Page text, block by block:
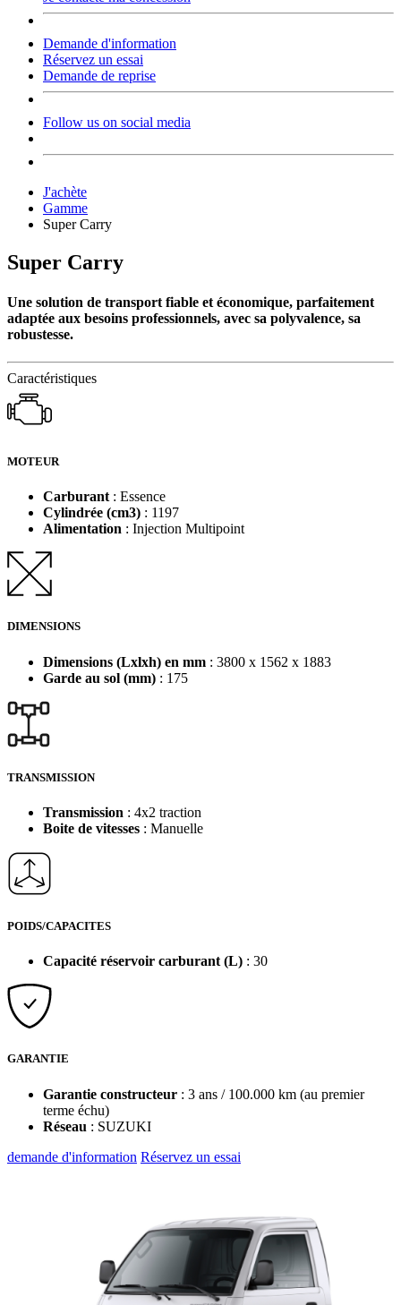
Demande d'information
Réservez un essai
Demande de reprise
Follow us on social media
J'achète
Gamme
Super Carry
Super Carry
Une solution de transport fiable et économique, parfaitement
adaptée aux besoins professionnels, avec sa polyvalence, sa
robustesse.
Caractéristiques
MOTEUR
Carburant : Essence
Cylindrée (cm3) : 1197
Alimentation : Injection Multipoint
DIMENSIONS
Dimensions (Lxlxh) en mm : 3800 x 1562 x 1883
Garde au sol (mm) : 175
TRANSMISSION
Transmission : 4x2 traction
Boite de vitesses : Manuelle
POIDS/CAPACITES
Capacité réservoir carburant (L) : 30
GARANTIE
Garantie constructeur : 3 ans / 100.000 km (au premier
terme échu)
Réseau : SUZUKI
demande d'information Réservez un essai